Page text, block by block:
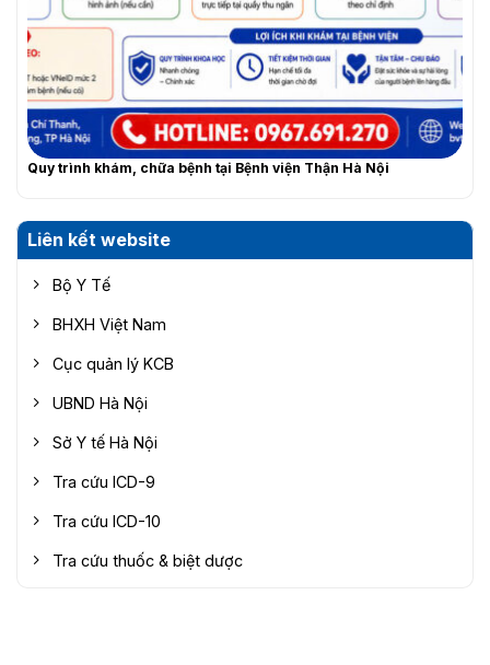
Quy trình khám, chữa bệnh tại Bệnh viện Thận Hà Nội
Liên kết website
Bộ Y Tế
BHXH Việt Nam
Cục quản lý KCB
UBND Hà Nội
Sở Y tế Hà Nội
Tra cứu ICD-9
Tra cứu ICD-10
Tra cứu thuốc & biệt dược